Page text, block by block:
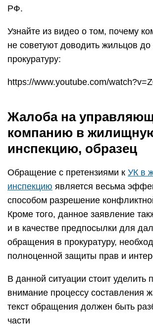
РФ.
Узнайте из видео о том, почему
не советуют доводить жильцов
прокуратуру:
https://www.youtube.com/
Жалоба на
компанию в
инспекцию, образец
Обращение с претензиями к УК в
инспекцию является весьма
способом разрешение
Кроме того, данное заявление
и в качестве предпосылки для
обращения в прокуратуру,
полноценной защиты прав и
В данной ситуации стоит уделить
внимание процессу составления
текст обращения должен быть
части